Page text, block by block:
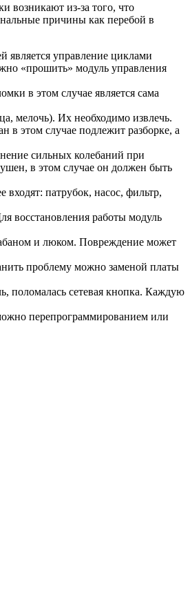
возникают из-за того, что
причины как перебой в
является управление циклами
«прошить» модуль управления
в этом случае является сама
мелочь). Их необходимо извлечь.
в этом случае подлежит разборке, а
сильных колебаний при
в этом случае он должен быть
патрубок, насос, фильтр,
восстановления работы модуль
и люком. Повреждение может
проблему можно заменой платы
поломалась сетевая кнопка. Каждую
перепрограммированием или